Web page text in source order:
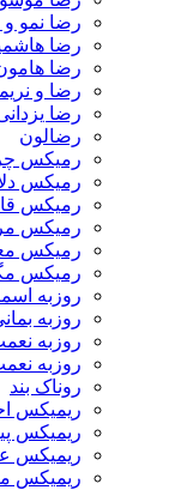
رضا نمو و سکسکه
رضا هاشمیان
رضا هامون
رضا و نریمان و
رضا یزدانی
رضالون
رمیکس چرا تو از
رمیکس دلارام از
رمیکس قاب عکس
رمیکس مرد
رمیکس معجزه
رمیکس مگه
روزبه اسماعیلی
روزبه بمانی
روزبه نعمت اللهی
روزبه نعمت الهی
روناک بند
ریمیکس احسان
ریمیکس پیام
ریمیکس علیرضا
ریمیکس مانی رهنما